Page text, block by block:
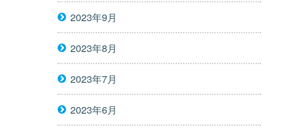
2023年9月
2023年8月
2023年7月
2023年6月